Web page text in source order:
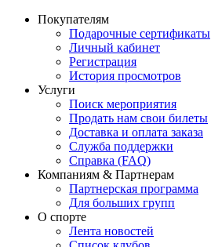
Покупателям
Подарочные сертификаты
Личный кабинет
Регистрация
История просмотров
Услуги
Поиск мероприятия
Продать нам свои билеты
Доставка и оплата заказа
Служба поддержки
Справка (FAQ)
Компаниям & Партнерам
Партнерская программа
Для больших групп
О спорте
Лента новостей